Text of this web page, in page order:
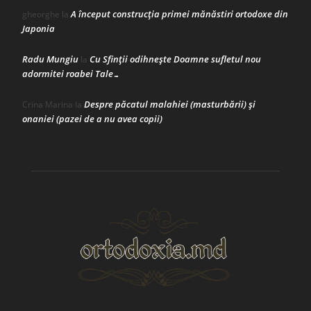
gheorghe laA început construcţia primei mănăstiri ortodoxe din
Japonia
Radu Mungiu la Cu Sfinții odihnește Doamne sufletul nou
adormitei roabei Tale…
Crina Marina la Despre păcatul malahiei (masturbării) şi
onaniei (pazei de a nu avea copii)